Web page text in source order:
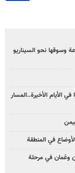
خططوا لإسقاط إيران خلال 48 ساعة وسوقها نحو السيناريو
الأيام الأخيرة..المسار
في المنطقة
وعُمان في مرحلة